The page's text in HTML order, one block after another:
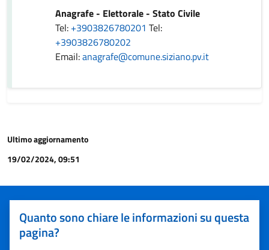
Anagrafe - Elettorale - Stato Civile
Tel: +3903826780201 Tel:
+3903826780202
Email:anagrafe@comune.siziano.pv.it
Ultimo aggiornamento
19/02/2024, 09:51
Quanto sono chiare le informazioni su questa
pagina?